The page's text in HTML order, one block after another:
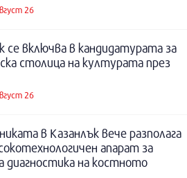
26
се включва в кандидатурата за
столица на културата през
26
в Казанлък вече разполага
апарат за
диагностика на костното